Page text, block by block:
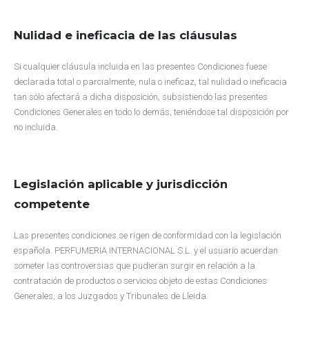
Nulidad e ineficacia de las cláusulas
Si cualquier cláusula incluida en las presentes Condiciones fuese
declarada total o parcialmente, nula o ineficaz, tal nulidad o ineficacia
tan sólo afectará a dicha disposición, subsistiendo las presentes
Condiciones Generales en todo lo demás, teniéndose tal disposición por
no incluida.
Legislación aplicable y jurisdicción
competente
Las presentes condiciones se rigen de conformidad con la legislación
española. PERFUMERIA INTERNACIONAL S.L. y el usuario acuerdan
someter las controversias que pudieran surgir en relación a la
contratación de productos o servicios objeto de estas Condiciones
Generales, a los Juzgados y Tribunales de Lleida.